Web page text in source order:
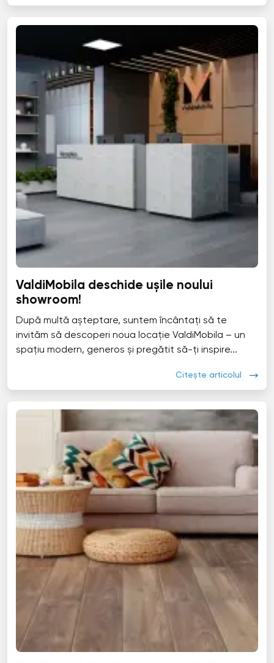
ValdiMobila deschide ușile noului
showroom!
După multă așteptare, suntem încântați să te
invităm să descoperi noua locație ValdiMobila – un
spațiu modern, generos și pregătit să-ți inspire...
Citește articolul